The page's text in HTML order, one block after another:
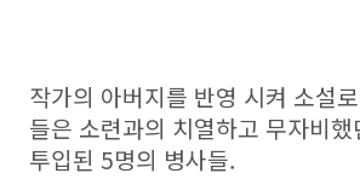
작가의 아버지를 반영 시켜 소설
들은 소련과의 치열하고 무자비
투입된 5명의 병사들.